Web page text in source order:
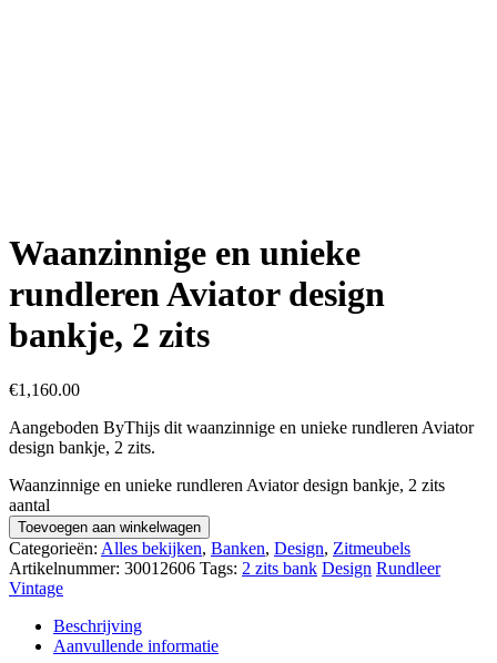
Waanzinnige en unieke
rundleren Aviator design
bankje, 2 zits
€1,160.00
Aangeboden ByThijs dit waanzinnige en unieke rundleren Aviator
design bankje, 2 zits.
Waanzinnige en unieke rundleren Aviator design bankje, 2 zits
aantal
Toevoegen aan winkelwagen
Categorieën: Alles bekijken, Banken, Design, Zitmeubels
Artikelnummer: 30012606 Tags: 2 zits bank Design Rundleer
Vintage
Beschrijving
Aanvullende informatie